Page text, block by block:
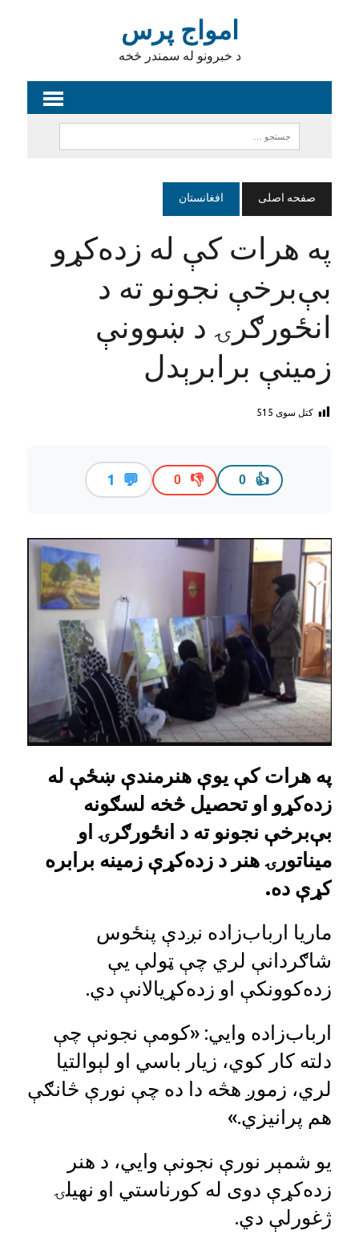
امواج پرس
د خبرونو له سمندر څخه
صفحه اصلی افغانستان
په هرات کې له زده‌کړو
بې‌برخې نجونو ته د
انځورګرۍ د ښوونې
زمینې برابرېدل
کتل سوی 515
👍
0
👎
0
💬
1
په هرات کې یوې هنرمندې ښځې له
زده‌کړو او تحصیل څخه لسګونه
بې‌برخې نجونو ته د انځورګرۍ او
میناتورۍ هنر د زده‌کړې زمینه برابره
کړې ده.
ماریا ارباب‌زاده نږدې پنځوس
شاګردانې لري چې ټولې یې
زده‌کوونکې او زده‌کړیالانې دي.
ارباب‌زاده وايي: «کومې نجونې چې
دلته کار کوي، زیار باسي او لېوالتیا
لري، زموږ هڅه دا ده چې نورې څانګې
هم پرانیزي.»
یو شمېر نورې نجونې وايي، د هنر
زده‌کړې دوی له کورناستي او نهیلۍ
ژغورلې دي.